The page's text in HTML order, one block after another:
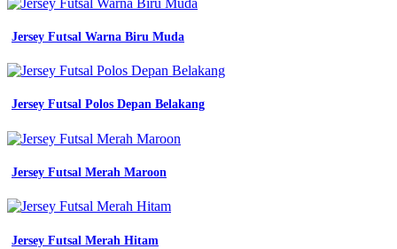
Jersey Futsal Warna Biru Muda
Jersey Futsal Polos Depan Belakang
Jersey Futsal Merah Maroon
Jersey Futsal Merah Hitam